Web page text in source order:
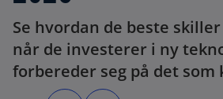
Se hvordan de beste
når de investerer i ny
forbereder seg på det som
o